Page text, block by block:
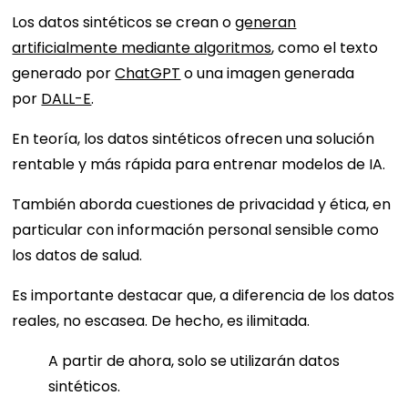
Los datos sintéticos se crean ogeneran
artificialmente mediante algoritmos, como el texto
generado porChatGPT o una imagen generada
por DALL-E.
En teoría, los datos sintéticos ofrecen una solución
rentable y más rápida para entrenar modelos de IA.
También aborda cuestiones de privacidad y ética, en
particular con información personal sensible como
los datos de salud.
Es importante destacar que, a diferencia de los datos
reales, no escasea. De hecho, es ilimitada.
A partir de ahora, solo se utilizarán datos
sintéticos.